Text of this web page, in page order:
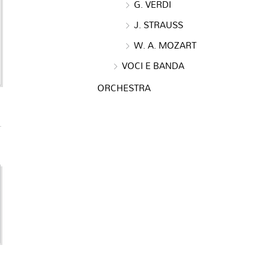
G. VERDI
J. STRAUSS
W. A. MOZART
VOCI E BANDA
ORCHESTRA